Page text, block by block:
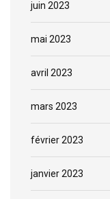
juin 2023
mai 2023
avril 2023
mars 2023
février 2023
janvier 2023